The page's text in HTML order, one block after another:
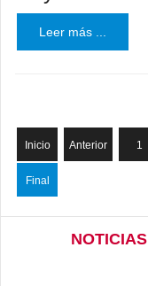
Leer más ...
Inicio Anterior 1
Final
NOTICIAS